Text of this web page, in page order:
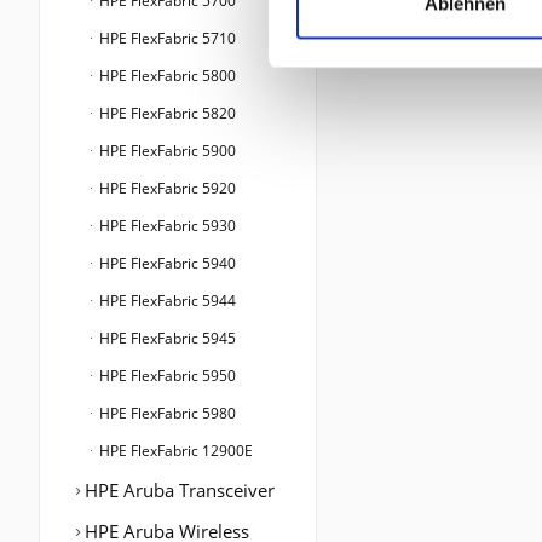
HPE FlexFabric 5710
HPE FlexFabric 5800
HPE FlexFabric 5820
HPE FlexFabric 5900
HPE FlexFabric 5920
HPE FlexFabric 5930
HPE FlexFabric 5940
HPE FlexFabric 5944
HPE FlexFabric 5945
HPE FlexFabric 5950
HPE FlexFabric 5980
HPE FlexFabric 12900E
HPE Aruba Transceiver
HPE Aruba Wireless